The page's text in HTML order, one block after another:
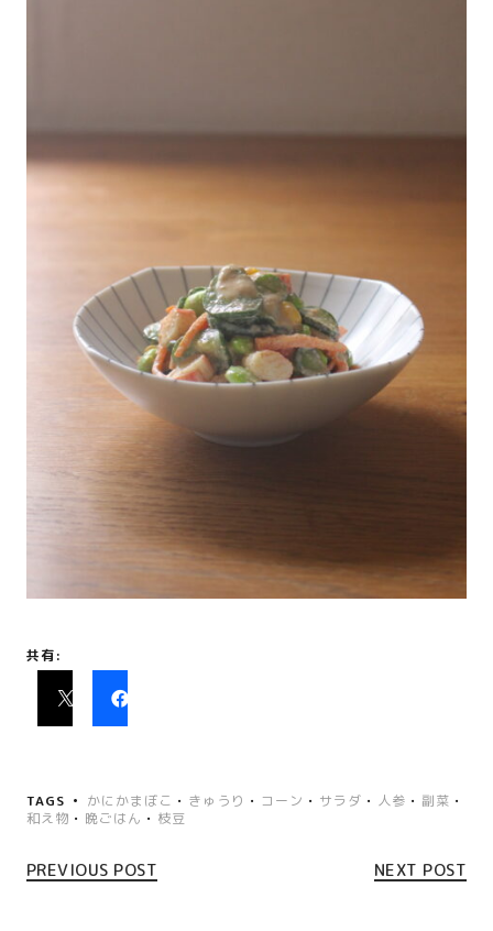
共有:
TAGS かにかまぼこ • きゅうり • コーン • サラダ • 人参 • 副菜 •
和え物 • 晩ごはん • 枝豆
PREVIOUS POST NEXT POST